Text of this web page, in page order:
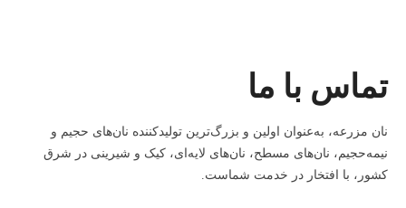
تماس با ما
نان مزرعه، به‌عنوان اولین و بزرگ‌ترین تولیدکننده نان‌های حجیم و
نیمه‌حجیم، نان‌های مسطح، نان‌های لایه‌ای، کیک و شیرینی در شرق
کشور، با افتخار در خدمت شماست.